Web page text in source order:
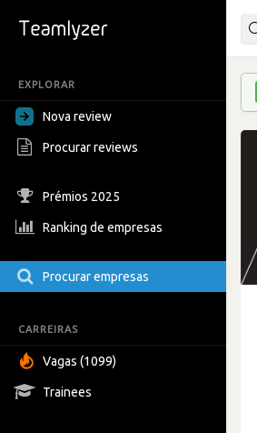
EXPLORAR
Nova review
Procurar reviews
Prémios 2025
Ranking de empresas
Procurar empresas
CARREIRAS
Vagas (1099)
Trainees